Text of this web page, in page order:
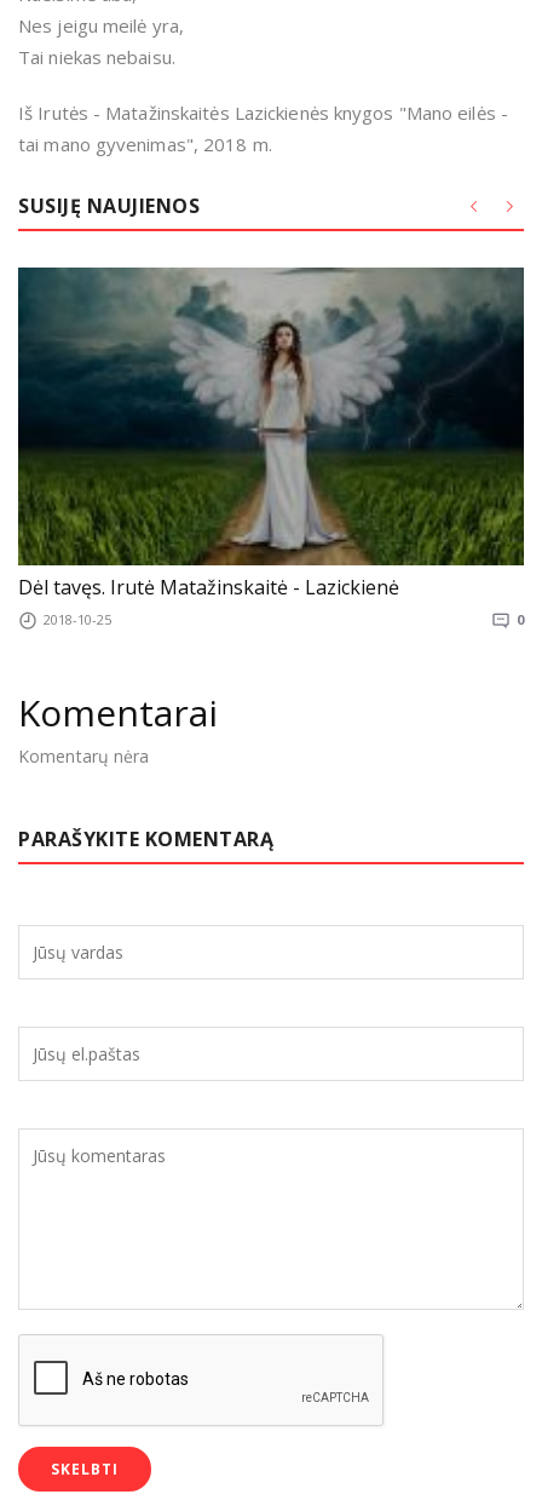
Nes jeigu meilė yra,
Tai niekas nebaisu.
Iš Irutės - Matažinskaitės Lazickienės knygos "Mano eilės -
tai mano gyvenimas", 2018 m.
SUSIJĘ NAUJIENOS
Dėl tavęs. Irutė Matažinskaitė - Lazickienė
2018-10-25 0
Komentarai
Komentarų nėra
PARAŠYKITE KOMENTARĄ